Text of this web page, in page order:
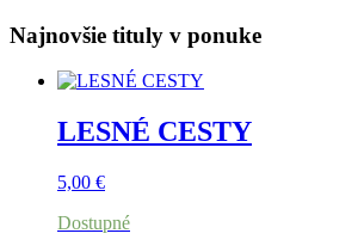
Najnovšie tituly v ponuke
LESNÉ CESTY
5,00 €
Dostupné